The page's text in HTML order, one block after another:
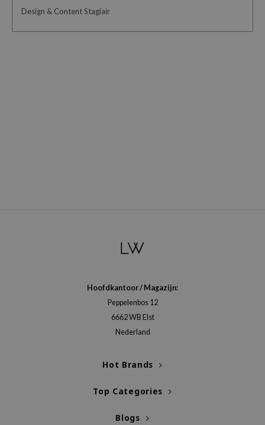
Design & Content Stagiair
Hoofdkantoor / Magazijn:
Peppelenbos 12
6662 WB Elst
Nederland
Hot Brands
Top Categories
Blogs